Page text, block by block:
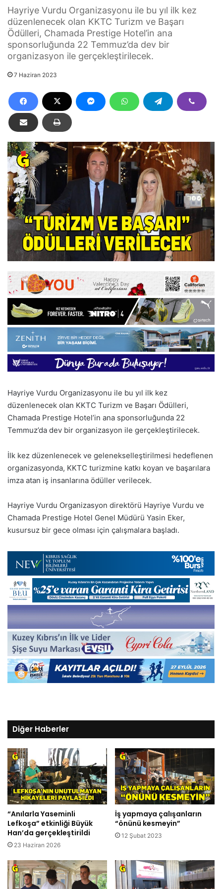
Hayriye Vurdu Organizasyonu ile bu yıl ilk kez
düzenlenecek olan KKTC Turizm ve Başarı
Ödülleri, Chamada Prestige Hotel’in ana
sponsorluğunda 22 Temmuz’da dev bir
organizasyon ile gerçekleştirilecek.
7 Haziran 2023
Hayriye Vurdu Organizasyonu ile bu yıl ilk kez
düzenlenecek olan KKTC Turizm ve Başarı Ödülleri,
Chamada Prestige Hotel’in ana sponsorluğunda 22
Temmuz’da dev bir organizasyon ile gerçekleştirilecek.
İlk kez düzenlenecek ve gelenekselleştirilmesi hedeflenen
organizasyonda, KKTC turizmine katkı koyan ve başarılara
imza atan iş insanlarına ödüller verilecek.
Hayriye Vurdu Organizasyon direktörü Hayriye Vurdu ve
Chamada Prestige Hotel Genel Müdürü Yasin Eker,
kusursuz bir gece olması için çalışmalara başladı.
Diğer Haberler
“Anılarla Yaseminli
Lefkoşa” etkinliği Büyük
Han’da gerçekleştirildi
23 Haziran 2026
İş yapmaya çalışanların
“önünü kesmeyin”
12 Şubat 2023